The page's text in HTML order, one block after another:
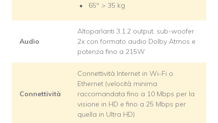
65″ > 35 kg
Audio
Altoparlanti 3.1.2 output, sub-woofer
2x con formato audio Dolby Atmos e
potenza fino a 215W
Connettività
Connettività Internet in Wi-Fi o
Ethernet (velocità minima
raccomandata fino a 10 Mbps per la
visione in HD e fino a 25 Mbps per
quella in Ultra HD)